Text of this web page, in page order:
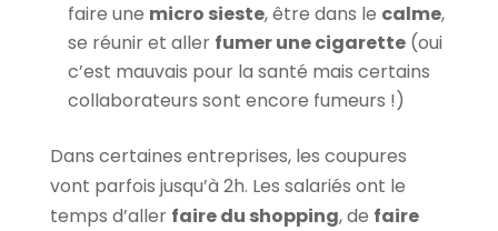
faire une micro sieste, être dans le calme,
se réunir et aller fumer une cigarette(oui
c’est mauvais pour la santé mais certains
collaborateurs sont encore fumeurs !)
Dans certaines entreprises, les coupures
vont parfois jusqu’à 2h. Les salariés ont le
temps d’aller faire du shopping, de faire